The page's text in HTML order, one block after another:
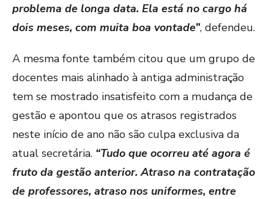
problema de longa data. Ela está no cargo há
dois meses, com muita boa vontade”, defendeu.
A mesma fonte também citou que um grupo de
docentes mais alinhado à antiga administração
tem se mostrado insatisfeito com a mudança de
gestão e apontou que os atrasos registrados
neste início de ano não são culpa exclusiva da
atual secretária. “Tudo que ocorreu até agora é
fruto da gestão anterior. Atraso na contratação
de professores, atraso nos uniformes, entre